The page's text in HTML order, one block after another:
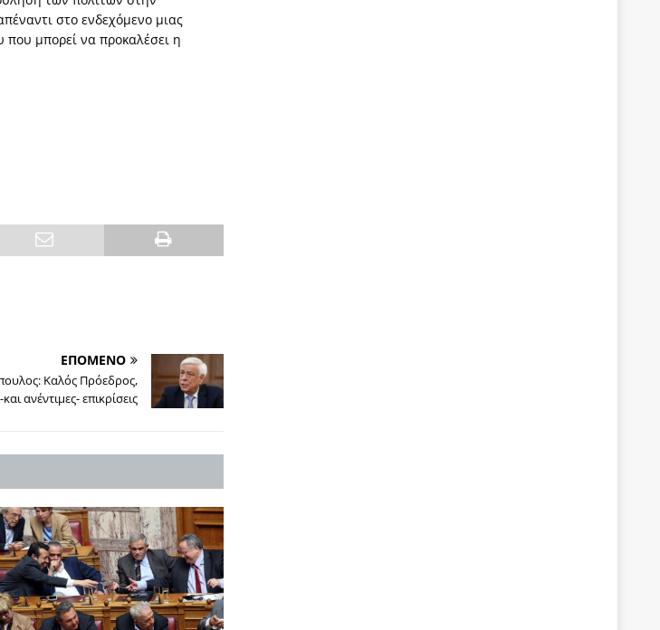
στο ενδεχόμενο μιας
που μπορεί να προκαλέσει η
ΕΠΟΜΕΝΟ
Kαλός Πρόεδρος,
ανέντιμες- επικρίσεις